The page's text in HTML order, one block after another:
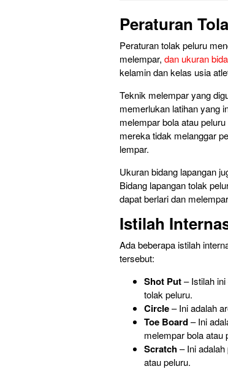
Peraturan
Peraturan tolak peluru
melempar, dan ukuran
kelamin dan kelas usia
Teknik melempar yang
memerlukan latihan yang
melempar bola atau
mereka tidak melanggar
lempar.
Ukuran bidang lapangan
Bidang lapangan tolak
dapat berlari dan
Istilah
Ada beberapa istilah
tersebut:
Shot Put– Istilah
tolak peluru.
Circle– Ini adalah
Toe Board– Ini
melempar bola atau
Scratch– Ini
atau peluru.